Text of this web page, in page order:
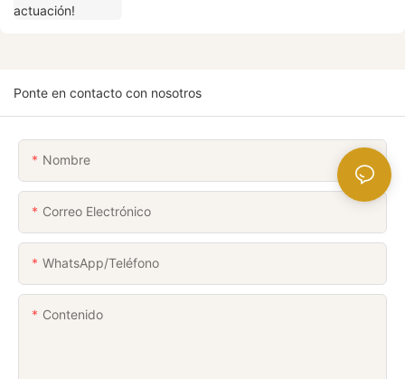
Ponte en contacto con nosotros
Nombre
Correo Electrónico
WhatsApp/Teléfono
Contenido